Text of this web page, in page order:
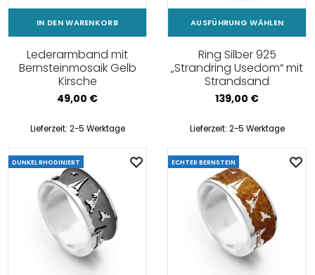
IN DEN WARENKORB
Lederarmband mit
Bernsteinmosaik Gelb
Kirsche
49,00 €
Lieferzeit: 2-5 Werktage
AUSFÜHRUNG WÄHLEN
Ring Silber 925
„Strandring Usedom“ mit
Strandsand
139,00 €
Lieferzeit: 2-5 Werktage
DUNKEL RHODINIERT ECHTER BERNSTEIN